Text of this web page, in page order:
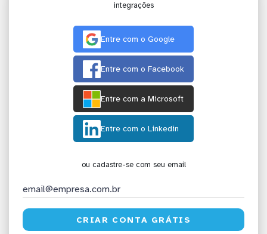
integrações
Entre com o Google
Entre com o Facebook
Entre com a Microsoft
Entre com o Linkedin
ou cadastre-se com seu email